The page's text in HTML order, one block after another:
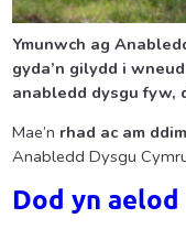
Ymunwch ag
gyda’n gilydd i
anabledd dysgu fyw,
Mae’n rhad ac am ddim
Anabledd Dysgu
Dod yn aelod